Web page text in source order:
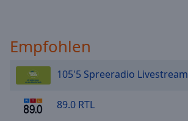
Empfohlen
105'5 Spreeradio Livestream
89.0 RTL